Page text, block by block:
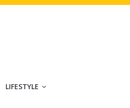
LIFESTYLE